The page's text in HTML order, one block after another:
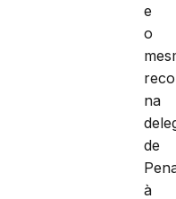
e
o
na
de
à